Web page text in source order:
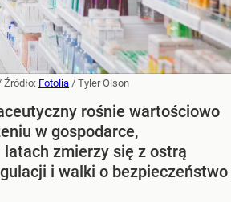
Źródło: Fotolia / Tyler Olson
rośnie wartościowo
w gospodarce,
zmierzy się z ostrą
i walki o bezpieczeństwo